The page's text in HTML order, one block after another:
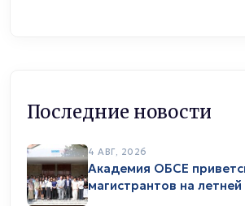
Последние новости
4 АВГ, 2026
Академия ОБСЕ
магистрантов на